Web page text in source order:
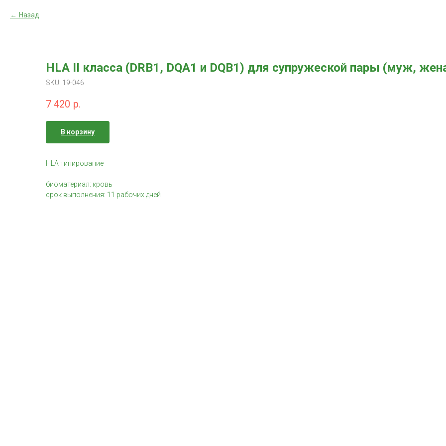
Назад
HLA II класса (DRB1, DQA1 и DQB1) для супружеской пары (муж,
SKU: 19-046
7 420 р.
В корзину
HLA типирование
биоматериал: кровь
срок выполнения: 11 рабочих дней